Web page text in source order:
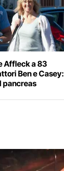
Affleck a 83
Ben e Casey:
pancreas